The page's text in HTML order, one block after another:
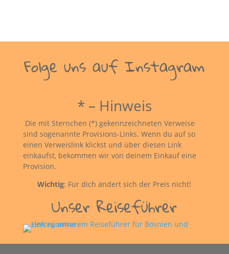
Folge uns auf Instagram
* – Hinweis
Die mit Sternchen (*) gekennzeichneten Verweise
sind sogenannte Provisions-Links. Wenn du auf so
einen Verweislink klickst und über diesen Link
einkaufst, bekommen wir von deinem Einkauf eine
Provision.
Wichtig: Für dich ändert sich der Preis nicht!
Unser Reiseführer